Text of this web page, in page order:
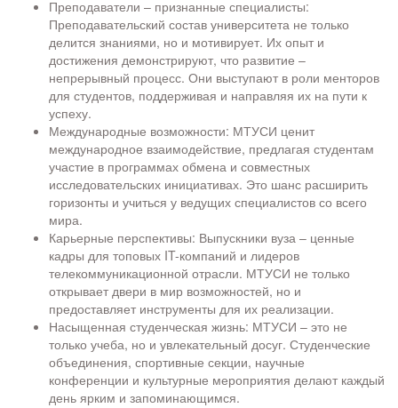
Преподаватели – признанные специалисты:
Преподавательский состав университета не только
делится знаниями, но и мотивирует. Их опыт и
достижения демонстрируют, что развитие –
непрерывный процесс. Они выступают в роли менторов
для студентов, поддерживая и направляя их на пути к
успеху.
Международные возможности: МТУСИ ценит
международное взаимодействие, предлагая студентам
участие в программах обмена и совместных
исследовательских инициативах. Это шанс расширить
горизонты и учиться у ведущих специалистов со всего
мира.
Карьерные перспективы: Выпускники вуза – ценные
кадры для топовых IT-компаний и лидеров
телекоммуникационной отрасли. МТУСИ не только
открывает двери в мир возможностей, но и
предоставляет инструменты для их реализации.
Насыщенная студенческая жизнь: МТУСИ – это не
только учеба, но и увлекательный досуг. Студенческие
объединения, спортивные секции, научные
конференции и культурные мероприятия делают каждый
день ярким и запоминающимся.